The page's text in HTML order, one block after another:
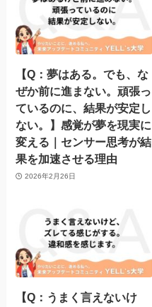
【Q：夢はある。でも、な
ぜか前に進まない。頑張っ
ているのに、結果が安定し
ない。】感覚が夢を現実に
変える｜センサー思考が結
果を加速させる理由
2026年2月26日
【Q：うまく言えないけ